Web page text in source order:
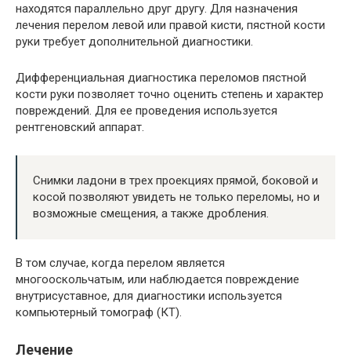
находятся параллельно друг другу. Для назначения
лечения перелом левой или правой кисти, пястной кости
руки требует дополнительной диагностики.
Дифференциальная диагностика переломов пястной
кости руки позволяет точно оценить степень и характер
повреждений. Для ее проведения используется
рентгеновский аппарат.
Снимки ладони в трех проекциях прямой, боковой и
косой позволяют увидеть не только переломы, но и
возможные смещения, а также дробления.
В том случае, когда перелом является
многооскольчатым, или наблюдается повреждение
внутрисуставное, для диагностики используется
компьютерный томограф (КТ).
Лечение